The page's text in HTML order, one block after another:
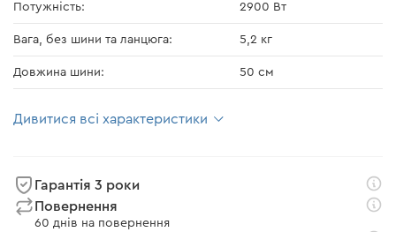
Потужність: 2900 Вт
Вага, без шини та ланцюга: 5,2 кг
Довжина шини: 50 см
Дивитися всі характеристики
Гарантія 3 роки
Повернення
60 днів на повернення